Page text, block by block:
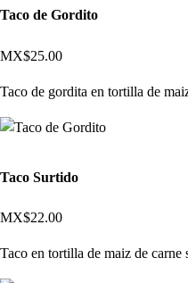
Taco de Gordito
MX$25.00
Taco de gordita en tortilla de
Taco Surtido
MX$22.00
Taco en tortilla de maiz de